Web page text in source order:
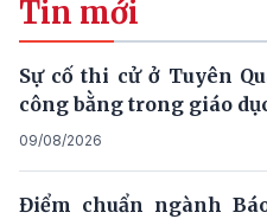
Tin mới
Sự cố thi cử ở Tuyên
công bằng trong giáo
09/08/2026
Điểm chuẩn ngành